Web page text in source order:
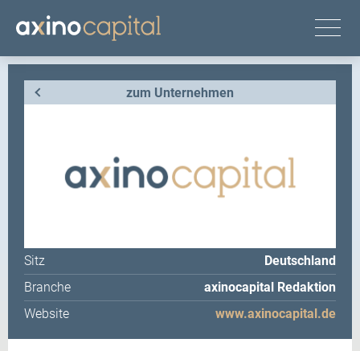
zum Unternehmen
Sitz
Deutschland
Branche
axinocapital Redaktion
Website
www.axinocapital.de